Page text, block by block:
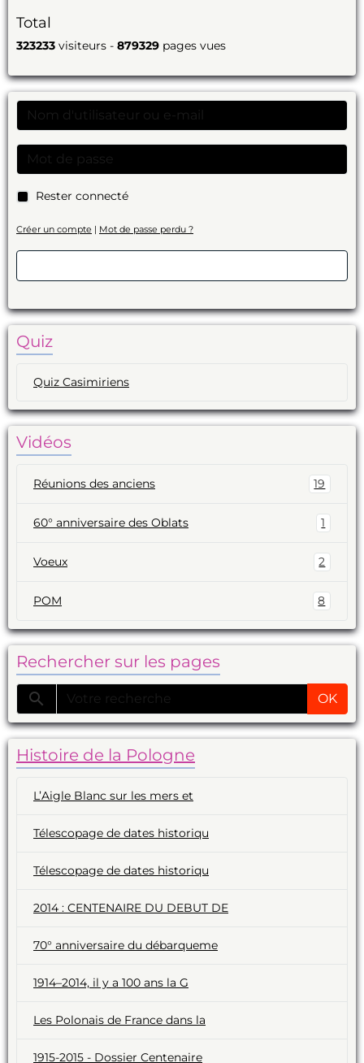
Total
323233 visiteurs - 879329 pages vues
Rester connecté
Créer un compte | Mot de passe perdu ?
Quiz
Quiz Casimiriens
Vidéos
Réunions des anciens 19
60° anniversaire des Oblats 1
Voeux 2
POM 8
Rechercher sur les pages
OK
Histoire de la Pologne
L’Aigle Blanc sur les mers et
Télescopage de dates historiqu
Télescopage de dates historiqu
2014 : CENTENAIRE DU DEBUT DE
70° anniversaire du débarqueme
1914–2014, il y a 100 ans la G
Les Polonais de France dans la
1915-2015 - Dossier Centenaire